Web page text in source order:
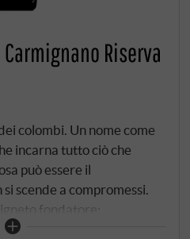
Riserva
colombi. Un nome come
incarna tutto ciò che
può essere il
scende a compromessi.
fondatore:
a Caiano che Mauro